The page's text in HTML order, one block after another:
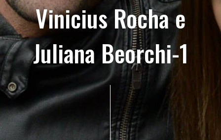
Vinicius Rocha e
Juliana Beorchi-1